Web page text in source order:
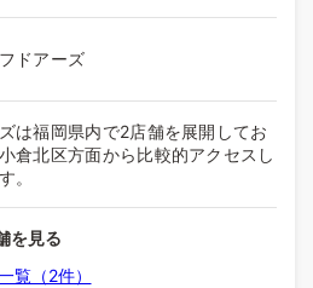
ドアーズ
は福岡県内で2店舗を展開してお
倉北区方面から比較的アクセスし
。
を見る
覧（2件）